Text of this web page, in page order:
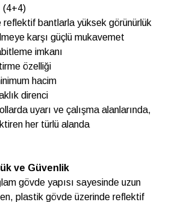
(4+4)
reflektif bantlarla yüksek görünürlük
karşı güçlü mukavemet
imkanı
özelliği
hacim
direnci
uyarı ve çalışma alanlarında,
her türlü alanda
ve Güvenlik
gövde yapısı sayesinde uzun
plastik gövde üzerinde reflektif